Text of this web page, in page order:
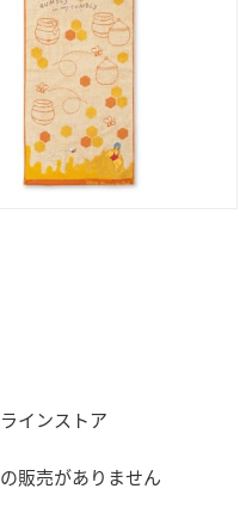
インストア
販売がありません